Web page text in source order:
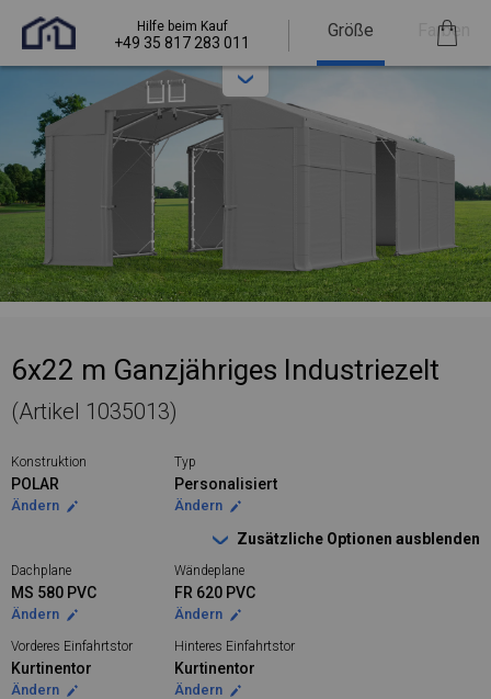
Hilfe beim Kauf
+49 35 817 283 011
Größe Farben
6x22 m Ganzjähriges Industriezelt
(Artikel 1035013)
Konstruktion
POLAR
Ändern
Typ
Personalisiert
Ändern
Zusätzliche Optionen ausblenden
Dachplane
MS 580 PVC
Ändern
Wändeplane
FR 620 PVC
Ändern
Vorderes Einfahrtstor
Kurtinentor
Ändern
Hinteres Einfahrtstor
Kurtinentor
Ändern